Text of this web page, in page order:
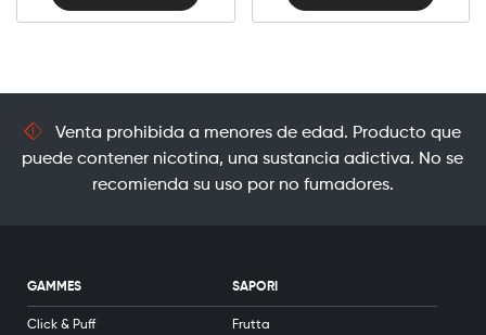
Venta prohibida a menores de edad. Producto que
puede contener nicotina, una sustancia adictiva. No se
recomienda su uso por no fumadores.
GAMMES
Click & Puff
SAPORI
Frutta